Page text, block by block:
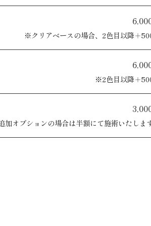
※クリアベースの場合、2色目以降＋
※2色目以降＋
オプションの場合は半額にて施術いたします